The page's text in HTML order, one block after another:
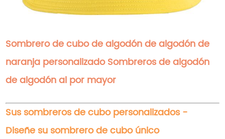
Sombrero de cubo de algodón de algodón de
naranja personalizado Sombreros de algodón
de algodón al por mayor
Sus sombreros de cubo personalizados -
Diseñe su sombrero de cubo único